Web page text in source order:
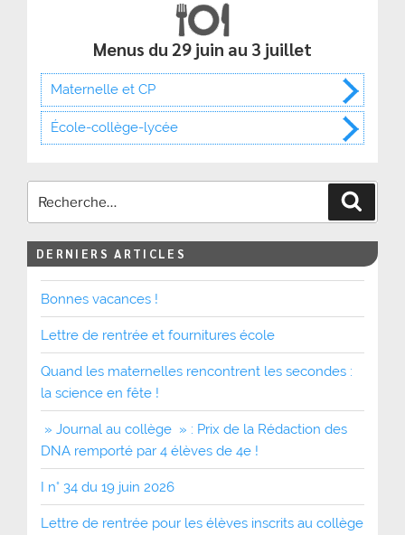
Menus du 29 juin au 3 juillet
Maternelle et CP
École-collège-lycée
DERNIERS ARTICLES
Bonnes vacances !
Lettre de rentrée et fournitures école
Quand les maternelles rencontrent les secondes :
la science en fête !
» Journal au collège » : Prix de la Rédaction des
DNA remporté par 4 élèves de 4e !
I n° 34 du 19 juin 2026
Lettre de rentrée pour les élèves inscrits au collège